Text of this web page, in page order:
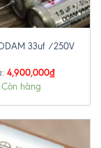
33uf /250V
4,900,000₫
Còn hàng